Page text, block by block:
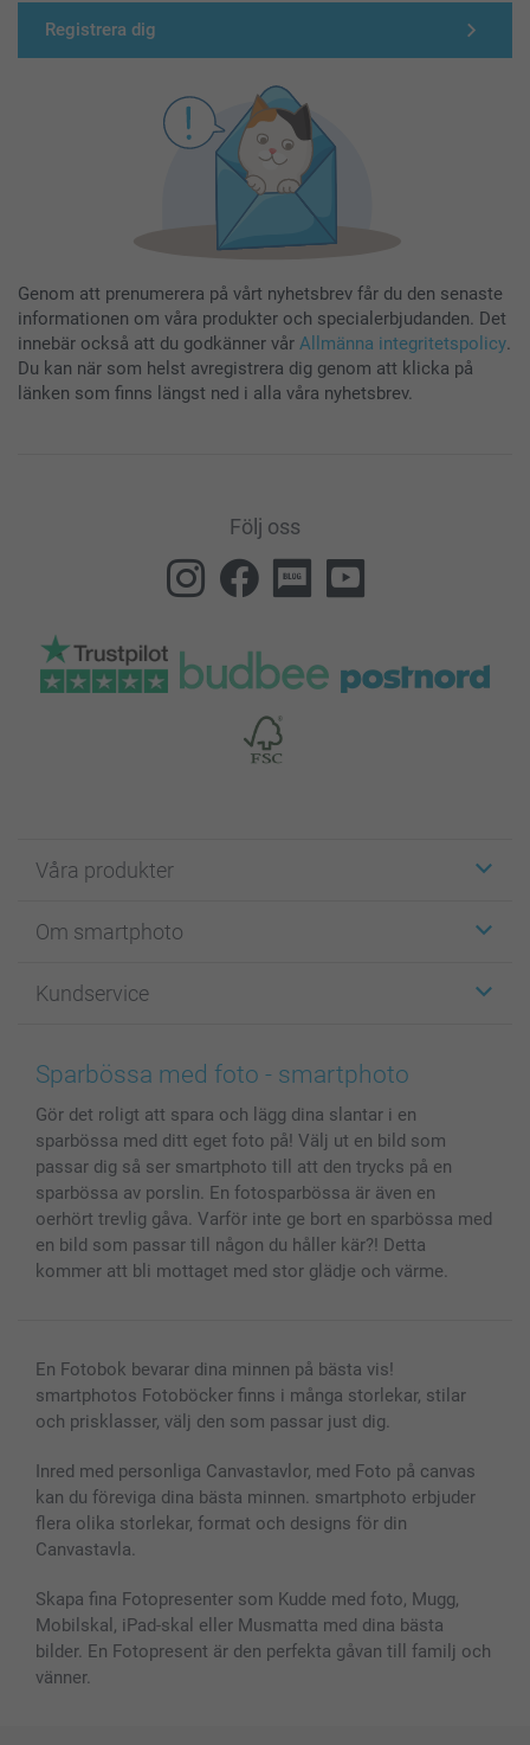
Registrera dig
Genom att prenumerera på vårt nyhetsbrev får du den senaste
informationen om våra produkter och specialerbjudanden. Det
innebär också att du godkänner vår Allmänna integritetspolicy.
Du kan när som helst avregistrera dig genom att klicka på
länken som finns längst ned i alla våra nyhetsbrev.
Följ oss
Våra produkter
Fotokort
Fotoböcker
Bilder, Fotoförstoring & Fotohäften
Skal till Mobil & Surfplatta
MyNameBook
Fotoalmanackor & Fotoagenda
Fotoramar & Tillbehör
Presentkort
Alla fotoprodukter
Om smartphoto
För affiliates
Cookie Policy
Sitemap
Villkor och garantier
Investor Relations
Kundservice
smartgaranti
smartbonus
Priser & betalning
Status på beställningar
Sparbössa med foto - smartphoto
Gör det roligt att spara och lägg dina slantar i en
sparbössa med ditt eget foto på! Välj ut en bild som
passar dig så ser smartphoto till att den trycks på en
sparbössa av porslin. En fotosparbössa är även en
oerhört trevlig gåva. Varför inte ge bort en sparbössa med
en bild som passar till någon du håller kär?! Detta
kommer att bli mottaget med stor glädje och värme.
En Fotobok bevarar dina minnen på bästa vis!
smartphotos Fotoböcker finns i många storlekar, stilar
och prisklasser, välj den som passar just dig.
Inred med personliga Canvastavlor, med Foto på canvas
kan du föreviga dina bästa minnen. smartphoto erbjuder
flera olika storlekar, format och designs för din
Canvastavla.
Skapa fina Fotopresenter som Kudde med foto, Mugg,
Mobilskal, iPad-skal eller Musmatta med dina bästa
bilder. En Fotopresent är den perfekta gåvan till familj och
vänner.